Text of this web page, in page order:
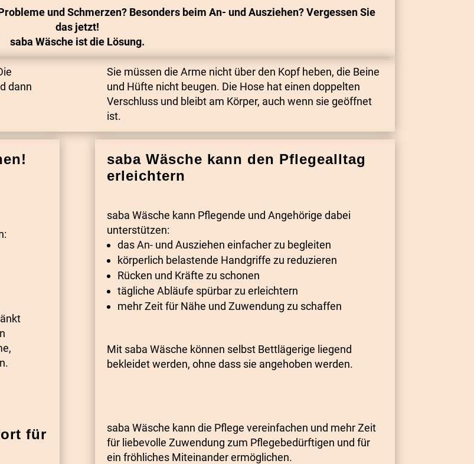
undSchmerzen? Besonders beim An- und Ausziehen?Vergessen Sie
das jetzt!
saba Wäsche ist die Lösung.
dann
Sie müssen die Arme nicht über den Kopf heben, die Beine
und Hüfte nicht beugen. Die Hose hat einen doppelten
Verschluss und bleibt am Körper, auch wenn sie geöffnet
ist.
für
saba Wäsche kann den Pflegealltag
erleichtern
saba Wäsche kann Pflegende und Angehörige dabei
unterstützen:
das An- und Ausziehen einfacher zu begleiten
körperlich belastende Handgriffe zu reduzieren
Rücken und Kräfte zu schonen
tägliche Abläufe spürbar zu erleichtern
mehr Zeit für Nähe und Zuwendung zu schaffen
Mit saba Wäsche können selbst Bettlägerige liegend
bekleidet werden, ohne dass sie angehoben werden.
saba Wäsche kann die Pflege vereinfachen und mehr Zeit
für liebevolle Zuwendung zum Pflegebedürftigen und für
ein fröhliches Miteinander ermöglichen.